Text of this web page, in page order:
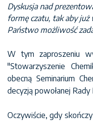
Dyskusja nad
formę czatu, tak aby już
Państwo możliwość
W tym zaproszeniu
"Stowarzyszenie
obecną Seminarium
decyzją powołanej Rady
Oczywiście, gdy